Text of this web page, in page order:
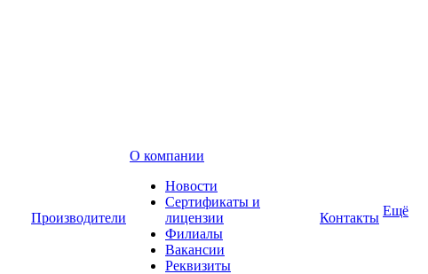
Производители
О компании
Новости
Сертификаты и
лицензии
Филиалы
Вакансии
Реквизиты
Контакты Ещё